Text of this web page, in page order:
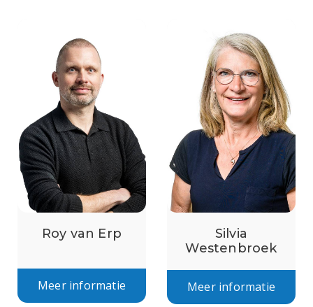
Roy van Erp
Meer informatie
Silvia
Westenbroek
Meer informatie